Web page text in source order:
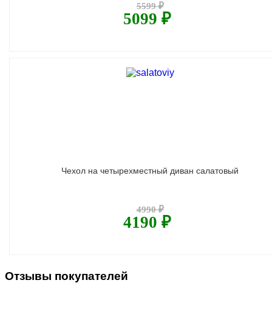
5599 ₽
5099 ₽
Чехол на четырехместный диван салатовый
4990 ₽
4190 ₽
Отзывы покупателей